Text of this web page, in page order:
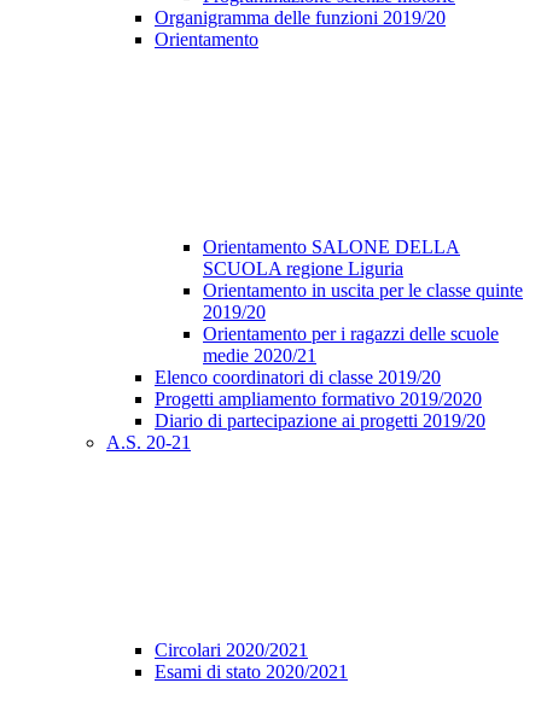
Organigramma delle funzioni 2019/20
Orientamento
Orientamento SALONE DELLA
SCUOLA regione Liguria
Orientamento in uscita per le classe quinte
2019/20
Orientamento per i ragazzi delle scuole
medie 2020/21
Elenco coordinatori di classe 2019/20
Progetti ampliamento formativo 2019/2020
Diario di partecipazione ai progetti 2019/20
A.S. 20-21
Circolari 2020/2021
Esami di stato 2020/2021